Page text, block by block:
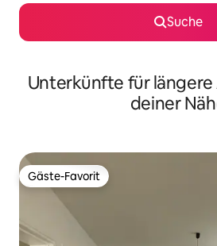
Suche
Unterkünfte für
deiner
Gäste-Favorit
Gäste-Favorit